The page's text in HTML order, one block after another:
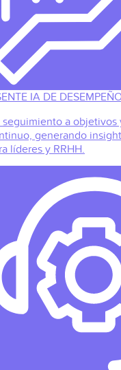
IA DE
seguimiento a objetivos
generando
líderes y RRHH.